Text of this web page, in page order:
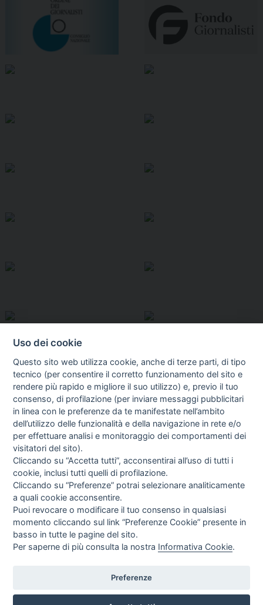
I libri Vedi tutti
Direttrice Responsabile: Alessandra Costante | Registrazione al Tribunale Civile
Uso dei cookie
Questo sito web utilizza cookie, anche di terze parti, di tipo
tecnico (per consentire il corretto funzionamento del sito e
rendere più rapido e migliore il suo utilizzo) e, previo il tuo
consenso, di profilazione (per inviare messaggi pubblicitari
in linea con le preferenze da te manifestate nell’ambito
dell’utilizzo delle funzionalità e della navigazione in rete e/o
per effettuare analisi e monitoraggio dei comportamenti dei
visitatori del sito).
Cliccando su “Accetta tutti”, acconsentirai all’uso di tutti i
cookie, inclusi tutti quelli di profilazione.
Cliccando su “Preferenze” potrai selezionare analiticamente
a quali cookie acconsentire.
Puoi revocare o modificare il tuo consenso in qualsiasi
momento cliccando sul link “Preferenze Cookie” presente in
basso in tutte le pagine del sito.
Per saperne di più consulta la nostra Informativa Cookie.
Preferenze